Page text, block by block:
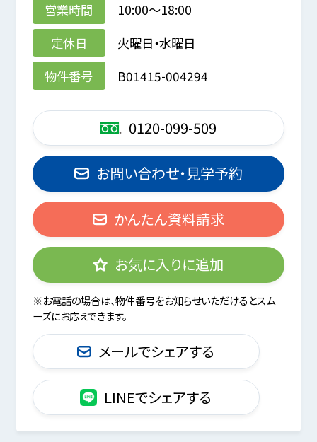
営業時間
10:00～18:00
定休日
火曜日・水曜日
物件番号
B01415-004294
0120-099-509
お問い合わせ・見学予約
かんたん資料請求
お気に入りに追加
※お電話の場合は、物件番号をお知らせいただけるとスム
ーズにお応えできます。
メールでシェアする
LINEでシェアする